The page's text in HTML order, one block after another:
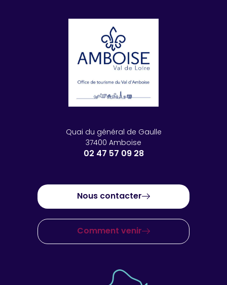
Quai du général de Gaulle
37400 Amboise
02 47 57 09 28
Nous contacter
Comment venir